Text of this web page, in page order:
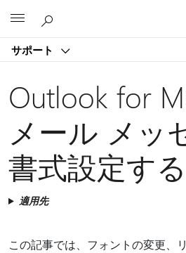
サポート
Outlook for
メール メッ
書式設定する
適用先
この記事では、フォントの変更、